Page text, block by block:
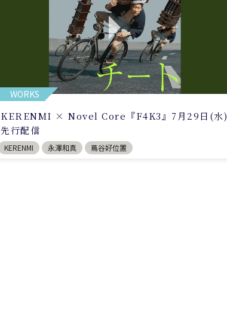
WORKS
KERENMI × Novel Core『F4K3』7月29日(水)
先行配信
KERENMI 永澤和真 蔦谷好位置